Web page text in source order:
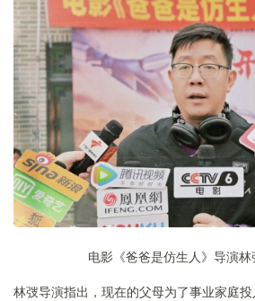
电影《爸爸是仿生人》导演
林弢导演指出，现在的父母为了事业家庭